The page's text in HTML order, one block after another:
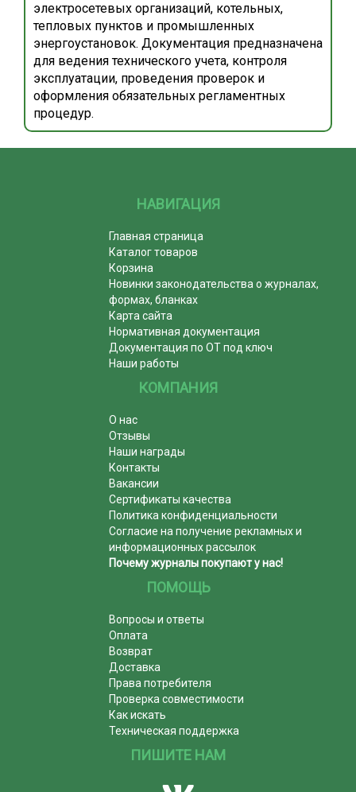
электросетевых организаций, котельных,
тепловых пунктов и промышленных
энергоустановок. Документация предназначена
для ведения технического учета, контроля
эксплуатации, проведения проверок и
оформления обязательных регламентных
процедур.
НАВИГАЦИЯ
Главная страница
Каталог товаров
Корзина
Новинки законодательства о журналах,
формах, бланках
Карта сайта
Нормативная документация
Документация по ОТ под ключ
Наши работы
КОМПАНИЯ
О нас
Отзывы
Наши награды
Контакты
Вакансии
Сертификаты качества
Политика конфиденциальности
Согласие на получение рекламных и
информационных рассылок
Почему журналы покупают у нас!
ПОМОЩЬ
Вопросы и ответы
Оплата
Возврат
Доставка
Права потребителя
Проверка совместимости
Как искать
Техническая поддержка
ПИШИТЕ НАМ